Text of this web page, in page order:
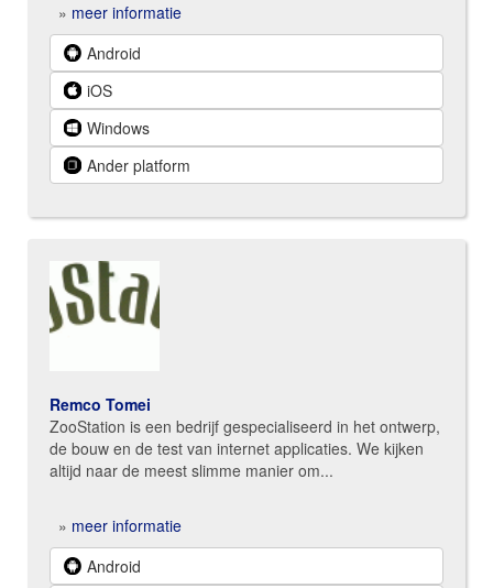
» meer informatie
Android
iOS
Windows
Ander platform
Remco Tomei
ZooStation is een bedrijf gespecialiseerd in het ontwerp,
de bouw en de test van internet applicaties. We kijken
altijd naar de meest slimme manier om...
» meer informatie
Android